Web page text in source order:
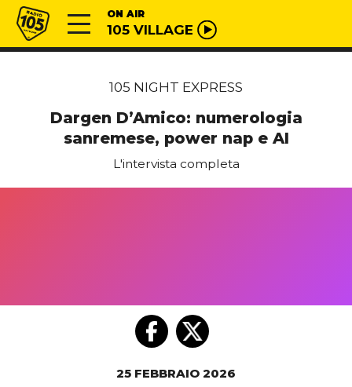
Vai al contenuto
Radio 105 ON AIR
105 VILLAGE
105 NIGHT EXPRESS
Dargen D’Amico: numerologia
sanremese, power nap e AI
L'intervista completa
25 FEBBRAIO 2026